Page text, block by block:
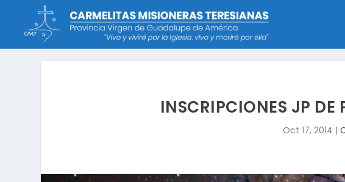
INSCRIPCIONES JP DE
Oct 17, 2014 |